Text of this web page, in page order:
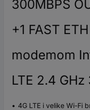
300MBPS
+1 FAST
modemom
LTE 2.4
4G LTE i velike Wi-Fi